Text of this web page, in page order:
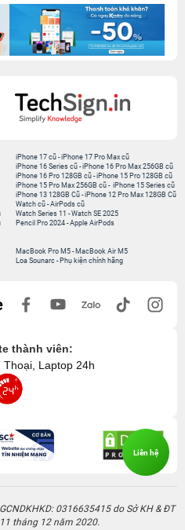
iPhone 17 cũ-iPhone 17 Pro Max cũ
iPhone 16 Series cũ- iPhone 16 Pro Max 256GB cũ
iPhone 16 Pro 128GB cũ-iPhone 15 Pro 128GB cũ
iPhone 15 Pro Max 256GB cũ- iPhone 15 Series cũ
iPhone 13 128GB Cũ-iPhone 12 Pro Max 128GB Cũ
Watch cũ-AirPods cũ
Watch Series 11 -Watch SE 2025
Pencil Pro 2024-Apple AirPods
MacBook Pro M5- MacBook Air M5
Loa Sounarc- Phụ kiện chính hãng
thành viên:
Thoại, Laptop 24h
0316635415 do Sở KH & ĐT
tháng 12 năm 2020.
Liên hệ